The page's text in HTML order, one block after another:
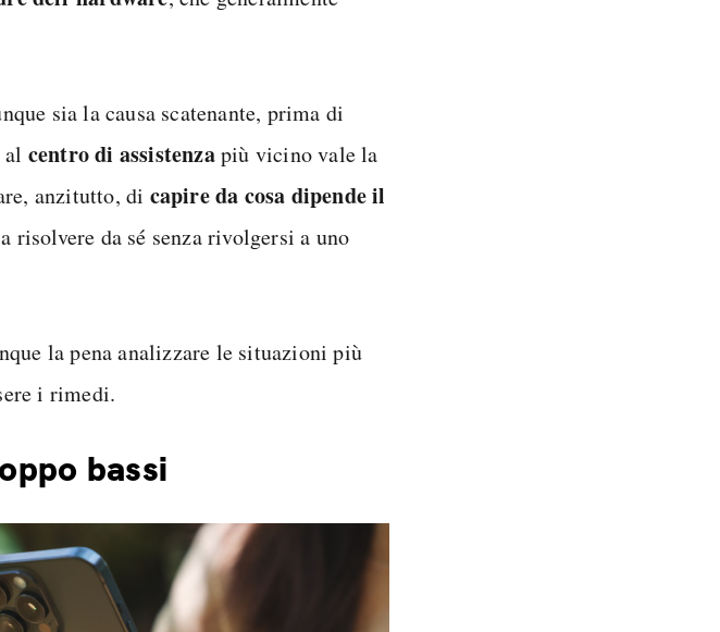
sia la causa scatenante, prima di
centro di assistenzapiù vicino vale la
anzitutto, di capire da cosa dipende il
risolvere da sé senza rivolgersi a uno
la pena analizzare le situazioni più
i rimedi.
bassi